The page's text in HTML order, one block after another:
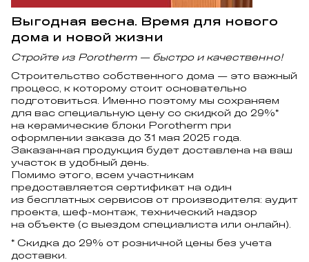
Выгодная весна. Время для нового
дома и новой жизни
Стройте из Porotherm — быстро и качественно!
Строительство собственного дома — это важный
процесс, к которому стоит основательно
подготовиться. Именно поэтому мы сохраняем
для вас специальную цену со скидкой до 29%*
на керамические блоки Porotherm при
оформлении заказа до 31 мая 2025 года.
Заказанная продукция будет доставлена на ваш
участок в удобный день.
Помимо этого, всем участникам
предоставляется сертификат на один
из бесплатных сервисов от производителя: аудит
проекта, шеф-монтаж, технический надзор
на объекте (с выездом специалиста или онлайн).
* Скидка до 29% от розничной цены без учета
доставки.